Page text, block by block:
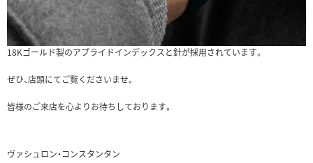
18Kゴールド製のアプライドインデックスと針が採用されています。
ぜひ、店頭にてご覧くださいませ。
皆様のご来店を心よりお待ちしております。
ヴァシュロン・コンスタンタン